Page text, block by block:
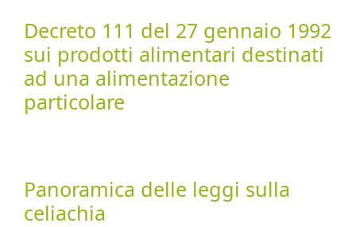
Decreto 111 del 27 gennaio 1992
sui prodotti alimentari destinati
ad una alimentazione
particolare
Panoramica delle leggi sulla
celiachia